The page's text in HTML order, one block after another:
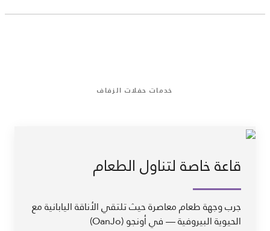
خدمات حفلات الزفاف
قاعة خاصة لتناول الطعام
جرب وجهة طعام معاصرة حيث تلتقي الأناقة اليابانية مع
الحيوية البيروفية — في أونجو (OanJo)